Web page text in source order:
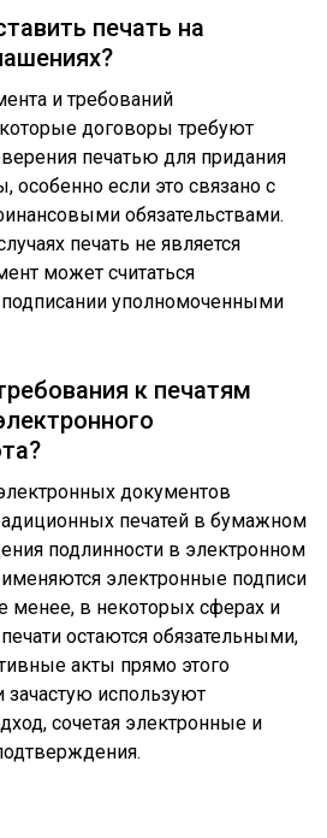
печать на
и требований
договоры требуют
печатью для придания
если это связано с
обязательствами.
печать не является
может считаться
уполномоченными
к печатям
документов
печатей в бумажном
подлинности в электронном
электронные подписи
менее, в некоторых сферах и
остаются обязательными,
акты прямо этого
зачастую используют
сочетая электронные и